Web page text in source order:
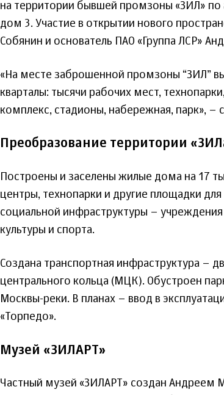
на территории бывшей промзоны «ЗИЛ» по
дом 3. Участие в открытии нового
Собянин и основатель ПАО «Группа ЛСР»
«На месте заброшенной промзоны “ЗИЛ”
кварталы: тысячи рабочих мест,
комплекс, стадионы, набережная, парк», –
Преобразование территории
Построены и заселены жилые дома на 17
центры, технопарки и другие площадки
социальной инфраструктуры –
культуры и спорта.
Создана транспортная инфраструктура –
центрального кольца (МЦК). Обустроен
Москвы-реки. В планах – ввод в
«Торпедо».
Музей «ЗИЛАРТ»
Частный музей «ЗИЛАРТ» создан Андреем